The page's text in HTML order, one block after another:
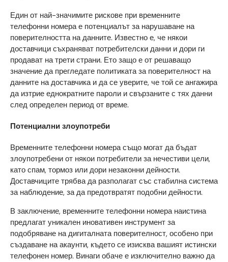
Един от най-значимите рискове при временните
телефонни номера е потенциалът за нарушаване на
поверителността на данните. Известно е, че някои
доставчици съхраняват потребителски данни и дори ги
продават на трети страни. Ето защо е от решаващо
значение да прегледате политиката за поверителност на
данните на доставчика и да се уверите, че той се ангажира
да изтрие еднократните пароли и свързаните с тях данни
след определен период от време.
Потенциални злоупотреби
Временните телефонни номера също могат да бъдат
злоупотребени от някои потребители за нечестиви цели,
като спам, тормоз или дори незаконни дейности.
Доставчиците трябва да разполагат със стабилна система
за наблюдение, за да предотвратят подобни дейности.
В заключение, временните телефонни номера наистина
предлагат уникален иновативен инструмент за
подобряване на дигиталната поверителност, особено при
създаване на акаунти, където се изисква вашият истински
телефонен номер. Винаги обаче е изключително важно да